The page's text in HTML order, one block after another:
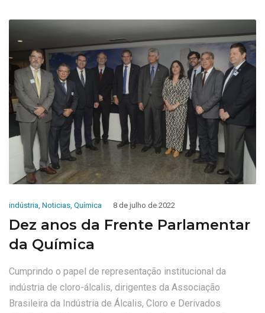
indústria, Noticias, Química 8 de julho de 2022
Dez anos da Frente Parlamentar
da Química
Cumprindo o papel de representação institucional da
indústria de cloro-álcalis, dirigentes da Associação
Brasileira da Indústria de Álcalis, Cloro e Derivados